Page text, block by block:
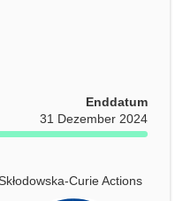
Enddatum
31 Dezember 2024
Curie Actions